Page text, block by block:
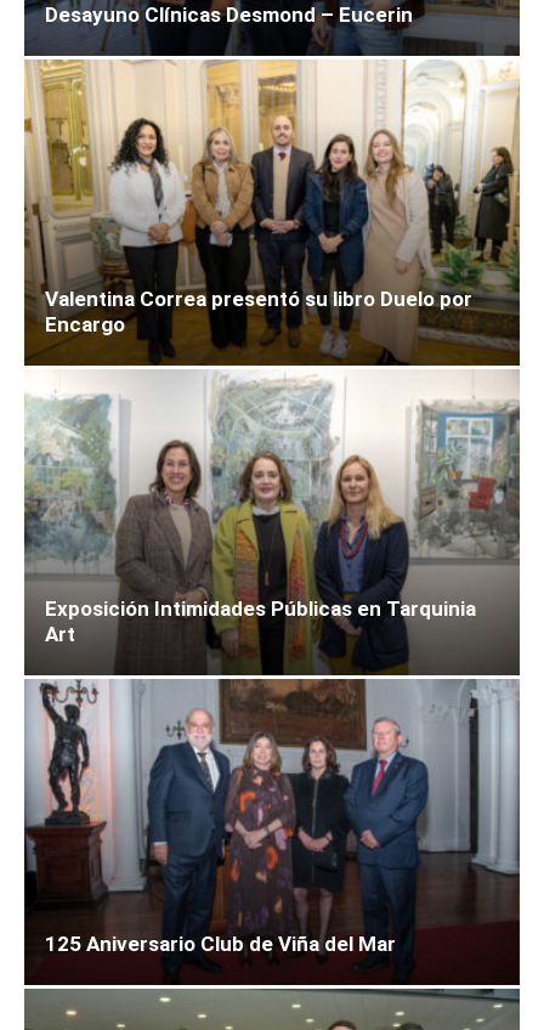
Desayuno Clínicas Desmond – Eucerin
Valentina Correa presentó su libro Duelo por
Encargo
Exposición Intimidades Públicas en Tarquinia
Art
125 Aniversario Club de Viña del Mar